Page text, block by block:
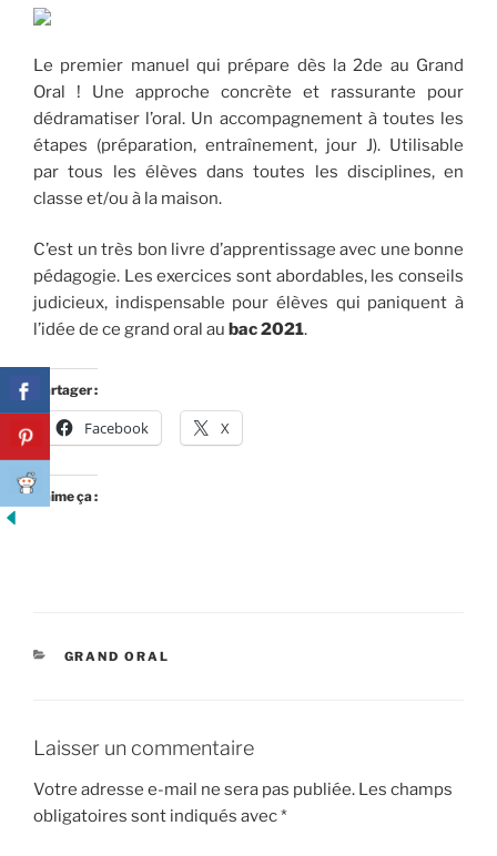
Le premier manuel qui prépare dès la 2de au Grand
Oral ! Une approche concrète et rassurante pour
dédramatiser l’oral. Un accompagnement à toutes les
étapes (préparation, entraînement, jour J). Utilisable
par tous les élèves dans toutes les disciplines, en
classe et/ou à la maison.
C’est un très bon livre d’apprentissage avec une bonne
pédagogie. Les exercices sont abordables, les conseils
judicieux, indispensable pour élèves qui paniquent à
l’idée de ce grand oral au bac 2021.
Partager :
Facebook X
J’aime ça :
CATÉGORIES
GRAND ORAL
Laisser un commentaire
Votre adresse e-mail ne sera pas publiée. Les champs
obligatoires sont indiqués avec*